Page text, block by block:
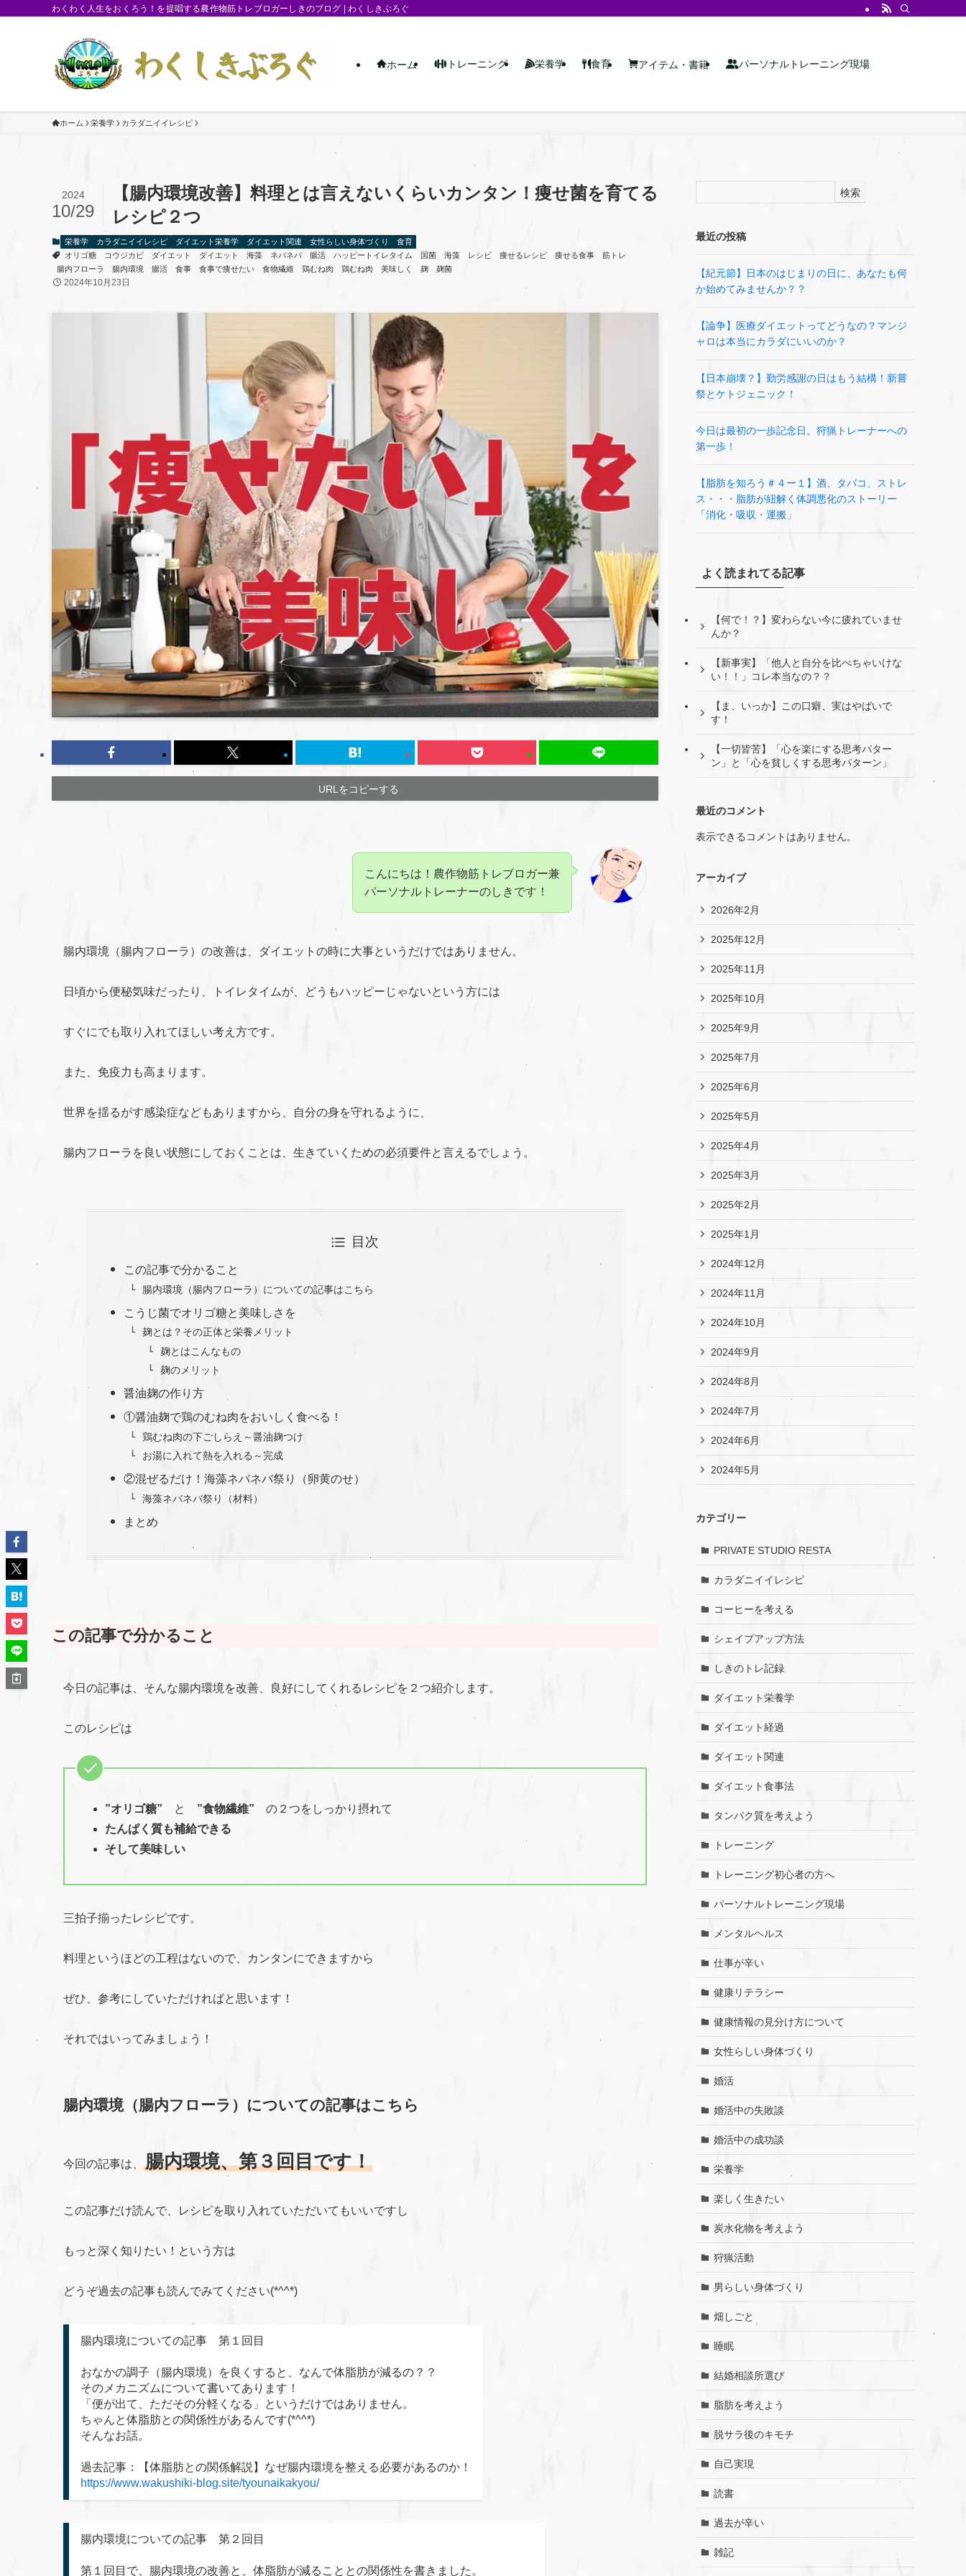
わくわく人生をおくろう！を提唱する農作物筋トレブロガーしきのブログ | わくしきぶろぐ
ホーム トレーニング 栄養学 食育 アイテム・書籍 パーソナルトレーニング現場
ホーム 栄養学 カラダニイイレシピ
【腸内環境改善】料理とは言えないくらいカンタン！痩せ菌を育てる
レシピ２つ
2024
10/29
栄養学 カラダニイイレシピ ダイエット栄養学 ダイエット関連 女性らしい身体づくり
食育
オリゴ糖
コウジカビ ダイエット ダイエット 海藻 ネバネバ 腸活 ハッピートイレタイム 国菌 海藻 レシピ 痩せるレシピ 痩せる食事
筋トレ
腸内フローラ
腸内環境 腸活 食事 食事で痩せたい 食物繊維 鶏むね肉 鶏むね肉 美味しく 麹 麹菌
2024年10月23日
URLをコピーする
こんにちは！農作物筋トレブロガー兼
パーソナルトレーナーのしきです！
腸内環境（腸内フローラ）の改善は、ダイエットの時に大事というだけではありません。
日頃から便秘気味だったり、トイレタイムが、どうもハッピーじゃないという方には
すぐにでも取り入れてほしい考え方です。
また、免疫力も高まります。
世界を揺るがす感染症などもありますから、自分の身を守れるように、
腸内フローラを良い状態にしておくことは、生きていくための必須要件と言えるでしょう。
目次
この記事で分かること
腸内環境（腸内フローラ）についての記事はこちら
こうじ菌でオリゴ糖と美味しさを
麹とは？その正体と栄養メリット
麹とはこんなもの
麹のメリット
醤油麹の作り方
①醤油麹で鶏のむね肉をおいしく食べる！
鶏むね肉の下ごしらえ～醤油麹つけ
お湯に入れて熱を入れる～完成
②混ぜるだけ！海藻ネバネバ祭り（卵黄のせ）
海藻ネバネバ祭り（材料）
まとめ
この記事で分かること
今日の記事は、そんな腸内環境を改善、良好にしてくれるレシピを２つ紹介します。
このレシピは
”オリゴ糖” と ”食物繊維” の２つをしっかり摂れて
たんぱく質も補給できる
そして美味しい
三拍子揃ったレシピです。
料理というほどの工程はないので、カンタンにできますから
ぜひ、参考にしていただければと思います！
それではいってみましょう！
腸内環境（腸内フローラ）についての記事はこちら
今回の記事は、 腸内環境、第３回目です！
この記事だけ読んで、レシピを取り入れていただいてもいいですし
もっと深く知りたい！という方は
どうぞ過去の記事も読んでみてください(*^^*)
腸内環境についての記事 第１回目
おなかの調子（腸内環境）を良くすると、なんで体脂肪が減るの？？
そのメカニズムについて書いてあります！
「便が出て、ただその分軽くなる」というだけではありません。
ちゃんと体脂肪との関係性があるんです(*^^*)
そんなお話。
過去記事：【体脂肪との関係解説】なぜ腸内環境を整える必要があるのか！
https://www.wakushiki-blog.site/tyounaikakyou/
腸内環境についての記事 第２回目
第１回目で、腸内環境の改善と、体脂肪が減ることとの関係性を書きました。
検索
最近の投稿
【紀元節】日本のはじまりの日に、あなたも何
か始めてみませんか？？
【論争】医療ダイエットってどうなの？マンジ
ャロは本当にカラダにいいのか？
【日本崩壊？】勤労感謝の日はもう結構！新嘗
祭とケトジェニック！
今日は最初の一歩記念日。狩猟トレーナーへの
第一歩！
【脂肪を知ろう＃４ー１】酒、タバコ、ストレ
ス・・・脂肪が紐解く体調悪化のストーリー
「消化・吸収・運搬」
よく読まれてる記事
【何で！？】変わらない今に疲れていませ
んか？
【新事実】「他人と自分を比べちゃいけな
い！！」コレ本当なの？？
【ま、いっか】この口癖、実はやばいで
す！
【一切皆苦】「心を楽にする思考パター
ン」と「心を貧しくする思考パターン」
最近のコメント
表示できるコメントはありません。
アーカイブ
2026年2月
2025年12月
2025年11月
2025年10月
2025年9月
2025年7月
2025年6月
2025年5月
2025年4月
2025年3月
2025年2月
2025年1月
2024年12月
2024年11月
2024年10月
2024年9月
2024年8月
2024年7月
2024年6月
2024年5月
カテゴリー
PRIVATE STUDIO RESTA
カラダニイイレシピ
コーヒーを考える
シェイプアップ方法
しきのトレ記録
ダイエット栄養学
ダイエット経過
ダイエット関連
ダイエット食事法
タンパク質を考えよう
トレーニング
トレーニング初心者の方へ
パーソナルトレーニング現場
メンタルヘルス
仕事が辛い
健康リテラシー
健康情報の見分け方について
女性らしい身体づくり
婚活
婚活中の失敗談
婚活中の成功談
栄養学
楽しく生きたい
炭水化物を考えよう
狩猟活動
男らしい身体づくり
畑しごと
睡眠
結婚相談所選び
脂肪を考えよう
脱サラ後のキモチ
自己実現
読書
過去が辛い
雑記